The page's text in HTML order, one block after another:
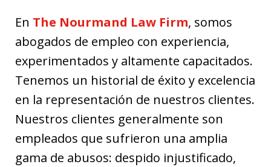
En The Nourmand Law Firm, somos
abogados de empleo con experiencia,
experimentados y altamente capacitados.
Tenemos un historial de éxito y excelencia
en la representación de nuestros clientes.
Nuestros clientes generalmente son
empleados que sufrieron una amplia
gama de abusos: despido injustificado,